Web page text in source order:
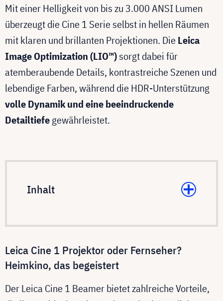
Mit einer Helligkeit von bis zu 3.000 ANSI Lumen
überzeugt die Cine 1 Serie selbst in hellen Räumen
mit klaren und brillanten Projektionen. Die Leica
Image Optimization (LIO™)sorgt dabei für
atemberaubende Details, kontrastreiche Szenen und
lebendige Farben, während die HDR-Unterstützung
volle Dynamik und eine beeindruckende
Detailtiefegewährleistet.
Inhalt
Leica Cine 1 Projektor oder Fernseher?
Heimkino, das begeistert
Der Leica Cine 1 Beamer bietet zahlreiche Vorteile,